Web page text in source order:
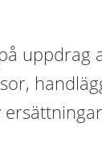
uppdrag